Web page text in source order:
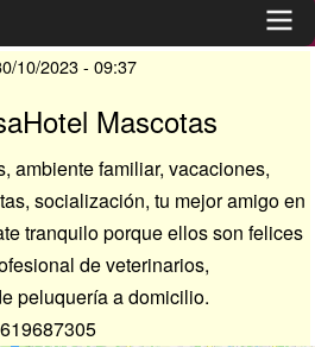
10/2023 - 09:37
Mascotas
ambiente familiar, vacaciones,
socialización, tu mejor amigo en
tranquilo porque ellos son felices
de veterinarios,
peluquería a domicilio.
619687305